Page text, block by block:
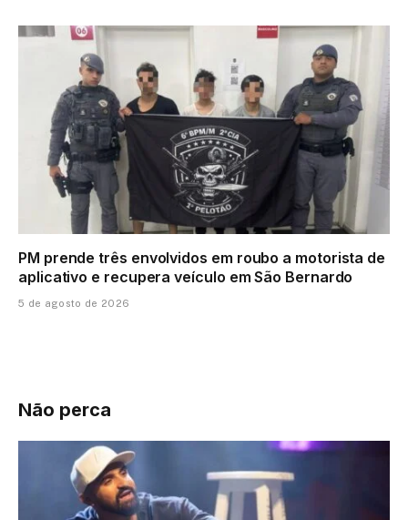
PM prende três envolvidos em roubo a motorista de
aplicativo e recupera veículo em São Bernardo
5 de agosto de 2026
Não perca